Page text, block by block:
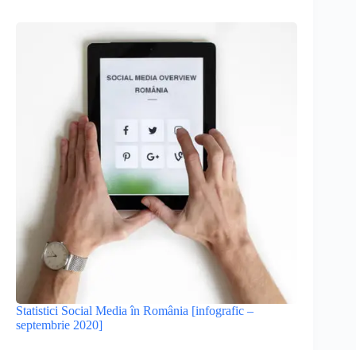
Statistici Social Media în România [infografic –
septembrie 2020]